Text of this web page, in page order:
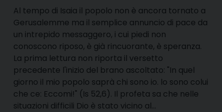
Al tempo di Isaia il popolo non è ancora tornato a
Gerusalemme ma il semplice annuncio di pace da
un intrepido messaggero, i cui piedi non
conoscono riposo, è già rincuorante, è speranza.
La prima lettura non riporta il versetto
precedente l'inizio del brano ascoltato: "In quel
giorno il mio popolo saprà chi sono io. lo sono colui
che ce: Eccomi!" (Is 52,6). Il profeta sa che nelle
situazioni difficili Dio è stato vicino al…